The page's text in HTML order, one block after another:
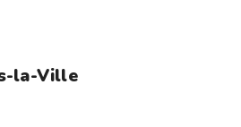
la-Ville